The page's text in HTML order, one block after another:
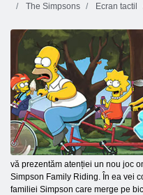
The Simpsons
Ecran tactil
vă prezentăm atenției un nou joc
Simpson Family Riding. În ea vei
familiei Simpson care merge pe